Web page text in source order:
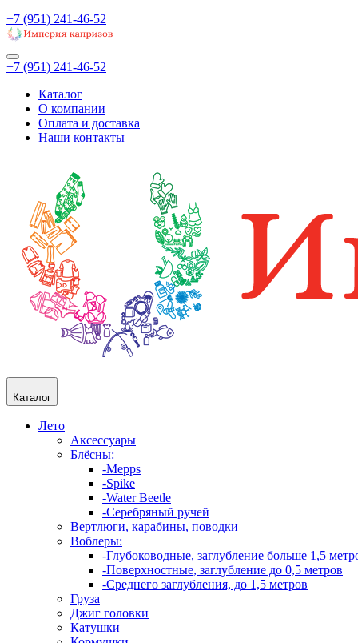
+7 (951) 241-46-52
+7 (951) 241-46-52
Каталог
О компании
Оплата и доставка
Наши контакты
Каталог
Лето
Аксессуары
Блёсны:
-Mepps
-Spike
-Water Beetle
-Серебряный ручей
Вертлюги, карабины, поводки
Воблеры:
-Глубоководные, заглубление больше 1,5
-Поверхностные, заглубление до 0,5 метров
-Среднего заглубления, до 1,5 метров
Груза
Джиг головки
Катушки